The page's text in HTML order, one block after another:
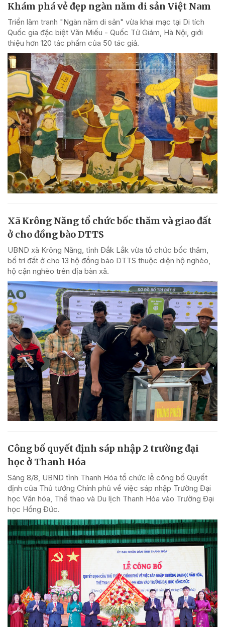
Khám phá vẻ đẹp ngàn năm di sản Việt Nam
Triển lãm tranh "Ngàn năm di sản" vừa khai mạc tại Di tích
Quốc gia đặc biệt Văn Miếu - Quốc Tử Giám, Hà Nội, giới
thiệu hơn 120 tác phẩm của 50 tác giả.
Xã Krông Năng tổ chức bốc thăm và giao đất
ở cho đồng bào DTTS
UBND xã Krông Năng, tỉnh Đắk Lắk vừa tổ chức bốc thăm,
bố trí đất ở cho 13 hộ đồng bào DTTS thuộc diện hộ nghèo,
hộ cận nghèo trên địa bàn xã.
Công bố quyết định sáp nhập 2 trường đại
học ở Thanh Hóa
Sáng 8/8, UBND tỉnh Thanh Hóa tổ chức lễ công bố Quyết
định của Thủ tướng Chính phủ về việc sáp nhập Trường Đại
học Văn hóa, Thể thao và Du lịch Thanh Hóa vào Trường Đại
học Hồng Đức.